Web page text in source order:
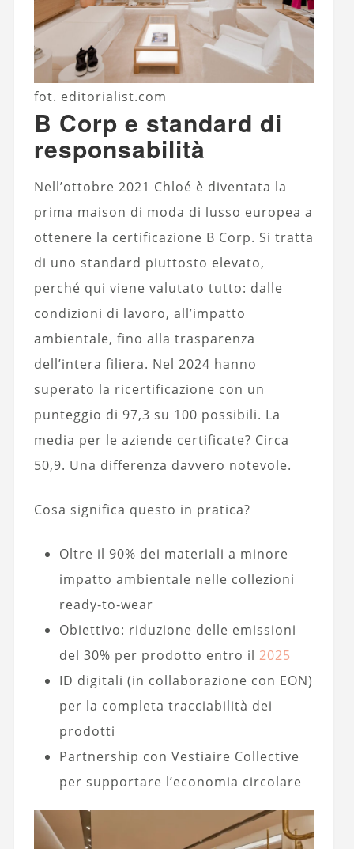
fot. editorialist.com
B Corp e standard di
responsabilità
Nell’ottobre 2021 Chloé è diventata la
prima maison di moda di lusso europea a
ottenere la certificazione B Corp. Si tratta
di uno standard piuttosto elevato,
perché qui viene valutato tutto: dalle
condizioni di lavoro, all’impatto
ambientale, fino alla trasparenza
dell’intera filiera. Nel 2024 hanno
superato la ricertificazione con un
punteggio di 97,3 su 100 possibili. La
media per le aziende certificate? Circa
50,9. Una differenza davvero notevole.
Cosa significa questo in pratica?
Oltre il 90% dei materiali a minore
impatto ambientale nelle collezioni
ready‑to‑wear
Obiettivo: riduzione delle emissioni
del 30% per prodotto entro il 2025
ID digitali (in collaborazione con EON)
per la completa tracciabilità dei
prodotti
Partnership con Vestiaire Collective
per supportare l’economia circolare